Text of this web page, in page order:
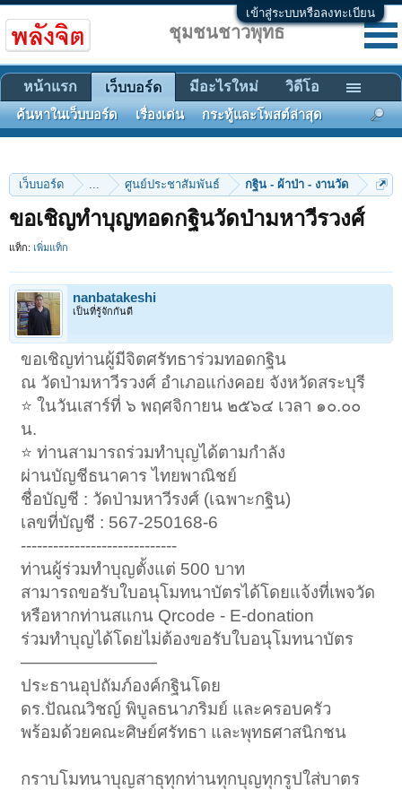
เข้าสู่ระบบหรือลงทะเบียน
เว็บบอร์ด ... ศูนย์ประชาสัมพันธ์ กฐิน - ผ้าป่า - งานวัด
ขอเชิญทำบุญทอดกฐินวัดป่ามหาวีรวงศ์
แท็ก: เพิ่มแท็ก
nanbatakeshi
เป็นที่รู้จักกันดี
ขอเชิญท่านผู้มีจิตศรัทธาร่วมทอดกฐิน
ณ วัดป่ามหาวีรวงศ์ อำเภอแก่งคอย จังหวัดสระบุรี
⭐️ ในวันเสาร์ที่ ๖ พฤศจิกายน ๒๕๖๔ เวลา ๑๐.๐๐
น.
⭐️ ท่านสามารถร่วมทำบุญได้ตามกำลัง
ผ่านบัญชีธนาคาร ไทยพาณิชย์
ชื่อบัญชี : วัดป่ามหาวีรงศ์ (เฉพาะกฐิน)
เลขที่บัญชี : 567-250168-6
-----------------------------
ท่านผู้ร่วมทำบุญตั้งแต่ 500 บาท
สามารถขอรับใบอนุโมทนาบัตรได้โดยแจ้งที่เพจวัด
หรือหากท่านสแกน Qrcode - E-donation
ร่วมทำบุญได้โดยไม่ต้องขอรับใบอนุโมทนาบัตร
————————
ประธานอุปถัมภ์องค์กฐินโดย
ดร.ปัณณวิชญ์ พิบูลธนาภริมย์ และครอบครัว
พร้อมด้วยคณะศิษย์ศรัทธา และพุทธศาสนิกชน
กราบโมทนาบุญสาธุทุกท่านทุกบุญทุกรูปใส่บาตร
ชุมชนชาวพุทธ
หน้าแรก เว็บบอร์ด
ค้นหาในเว็บบอร์ด เรื่องเด่น กระทู้และโพสต์ล่าสุด
มีอะไรใหม่ วิดีโอ